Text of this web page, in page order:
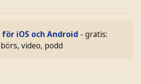
för iOS och Android - gratis:
video, podd